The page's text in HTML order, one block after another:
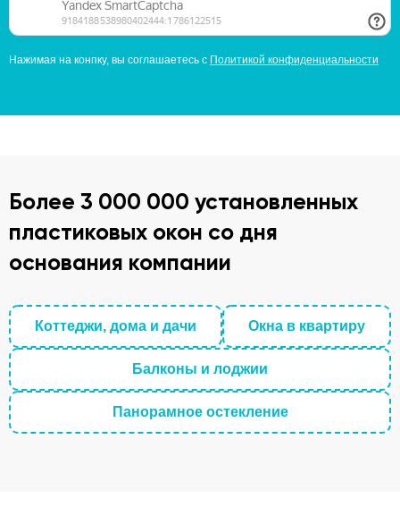
Нажимая на конпку, вы соглашаетесь с Политикой конфиденциальности
Более 3 000 000 установленных
пластиковых окон со дня
основания компании
Коттеджи, дома и дачи Окна в квартиру
Балконы и лоджии
Панорамное остекление